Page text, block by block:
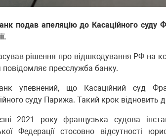
подав апеляцію до Касаційного суду
рішення про відшкодування РФ на
пресслужба банку.
упевнений, що Касаційний суд
суду Парижа. Такий крок відновить
2021 року французька судова
Федерації стосовно відсутності